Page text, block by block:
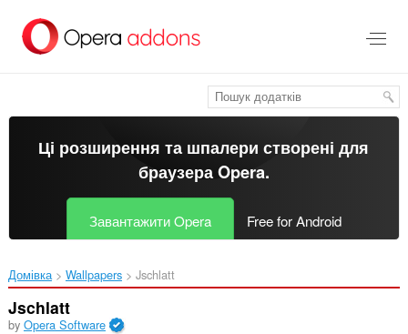
основного
Ці розширення та шпалери створені для
браузера Opera.
Завантажити Opera Free for Android
Домівка Wallpapers Jschlatt‎
Jschlatt
by Opera Software